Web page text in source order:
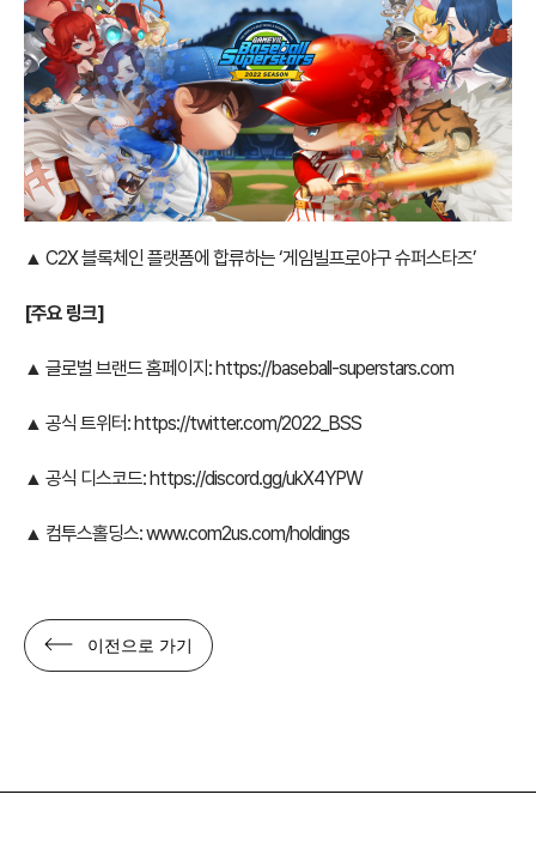
▲ C2X 블록체인 플랫폼에 합류하는 ‘게임빌프로야구 슈퍼스타즈’
[주요 링크]
▲ 글로벌 브랜드 홈페이지:https://baseball-superstars.com
▲ 공식 트위터:https://twitter.com/2022_BSS
▲ 공식 디스코드:https://discord.gg/ukX4YPW
▲ 컴투스홀딩스:www.com2us.com/holdings
이전으로 가기